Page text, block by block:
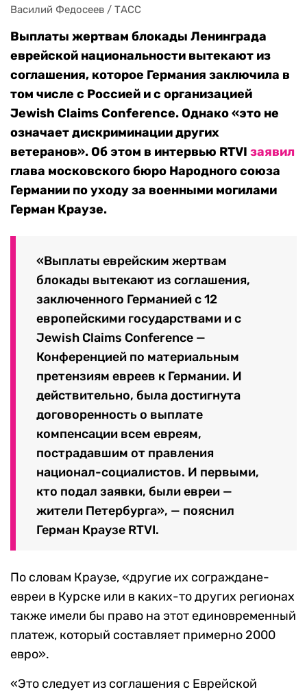
Василий Федосеев / ТАСС
Выплаты жертвам блокады Ленинграда
еврейской национальности вытекают из
соглашения, которое Германия заключила в
том числе с Россией и с организацией
Jewish Claims Conference. Однако «это не
означает дискриминации других
ветеранов». Об этом в интервью RTVI заявил
глава московского бюро Народного союза
Германии по уходу за военными могилами
Герман Краузе.
«Выплаты еврейским жертвам
блокады вытекают из соглашения,
заключенного Германией с 12
европейскими государствами и с
Jewish Claims Conference —
Конференцией по материальным
претензиям евреев к Германии. И
действительно, была достигнута
договоренность о выплате
компенсации всем евреям,
пострадавшим от правления
национал-социалистов. И первыми,
кто подал заявки, были евреи —
жители Петербурга», — пояснил
Герман Краузе RTVI.
По словам Краузе, «другие их сограждане-
евреи в Курске или в каких-то других регионах
также имели бы право на этот единовременный
платеж, который составляет примерно 2000
евро».
«Это следует из соглашения с Еврейской